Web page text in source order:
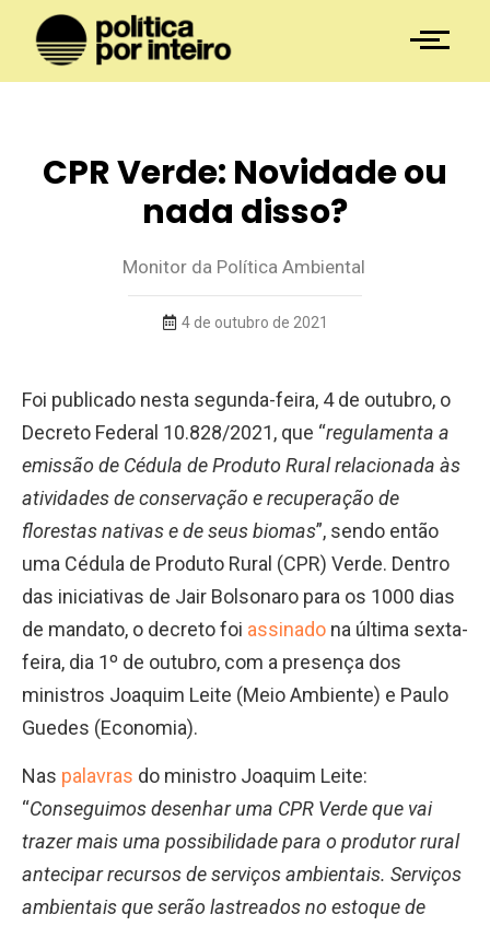
CPR Verde: Novidade ou
nada disso?
Monitor da Política Ambiental
4 de outubro de 2021
Foi publicado nesta segunda-feira, 4 de outubro, o
Decreto Federal 10.828/2021, que “regulamenta a
emissão de Cédula de Produto Rural relacionada às
atividades de conservação e recuperação de
florestas nativas e de seus biomas”, sendo então
uma Cédula de Produto Rural (CPR) Verde. Dentro
das iniciativas de Jair Bolsonaro para os 1000 dias
de mandato, o decreto foi assinado na última sexta-
feira, dia 1º de outubro, com a presença dos
ministros Joaquim Leite (Meio Ambiente) e Paulo
Guedes (Economia).
Nas palavras do ministro Joaquim Leite:
“Conseguimos desenhar uma CPR Verde que vai
trazer mais uma possibilidade para o produtor rural
antecipar recursos de serviços ambientais. Serviços
ambientais que serão lastreados no estoque de